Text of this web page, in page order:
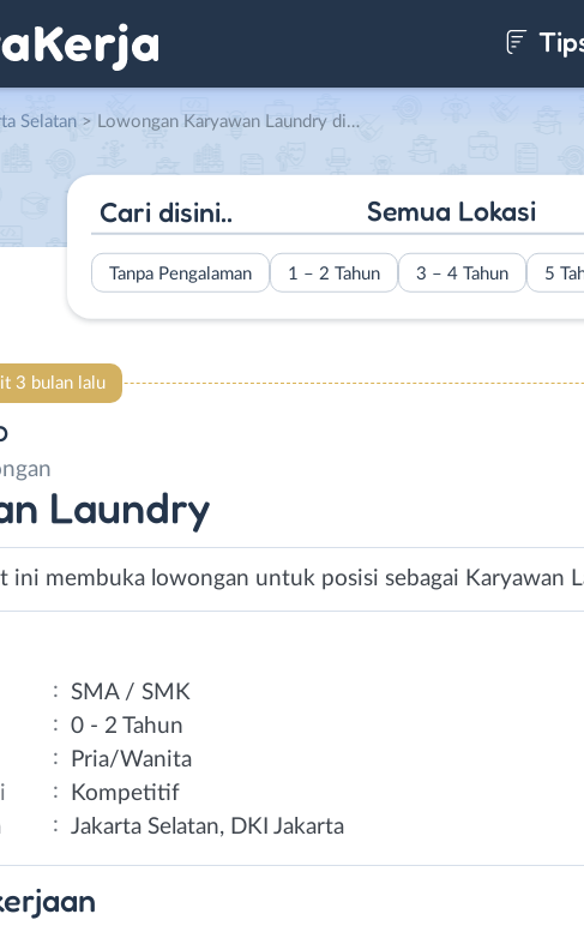
Selatan > Lowongan Karyawan Laundry di SML Group
Semua Lokasi
Tanpa Pengalaman 1 – 2 Tahun 3 – 4 Tahun 5
3 bulan lalu
Laundry
ini membuka lowongan untuk posisi sebagai Karyawan
: SMA / SMK
: 0 - 2 Tahun
:
Pria/Wanita
:
Kompetitif
: Jakarta Selatan, DKI Jakarta